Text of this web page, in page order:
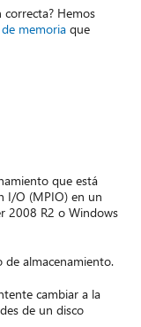
Hemos
memoria que
que está
I/O (MPIO) en un
2008 R2 o Windows
almacenamiento.
cambiar a la
de un disco